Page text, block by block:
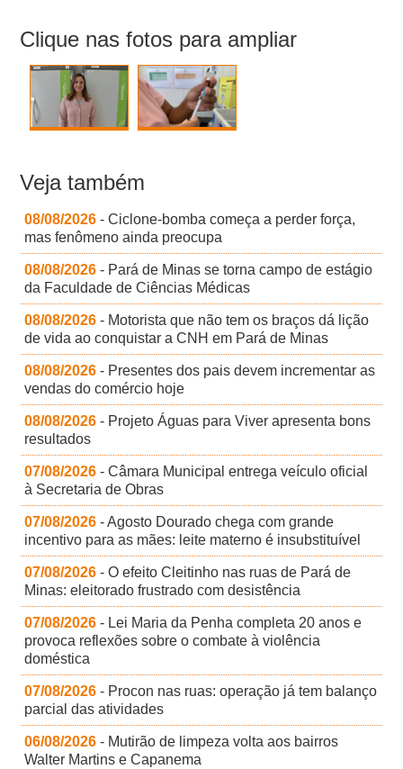
Clique nas fotos para ampliar
Veja também
08/08/2026 - Ciclone-bomba começa a perder força,
mas fenômeno ainda preocupa
08/08/2026 - Pará de Minas se torna campo de estágio
da Faculdade de Ciências Médicas
08/08/2026 - Motorista que não tem os braços dá lição
de vida ao conquistar a CNH em Pará de Minas
08/08/2026 - Presentes dos pais devem incrementar as
vendas do comércio hoje
08/08/2026 - Projeto Águas para Viver apresenta bons
resultados
07/08/2026 - Câmara Municipal entrega veículo oficial
à Secretaria de Obras
07/08/2026 - Agosto Dourado chega com grande
incentivo para as mães: leite materno é insubstituível
07/08/2026 - O efeito Cleitinho nas ruas de Pará de
Minas: eleitorado frustrado com desistência
07/08/2026 - Lei Maria da Penha completa 20 anos e
provoca reflexões sobre o combate à violência
doméstica
07/08/2026 - Procon nas ruas: operação já tem balanço
parcial das atividades
06/08/2026 - Mutirão de limpeza volta aos bairros
Walter Martins e Capanema